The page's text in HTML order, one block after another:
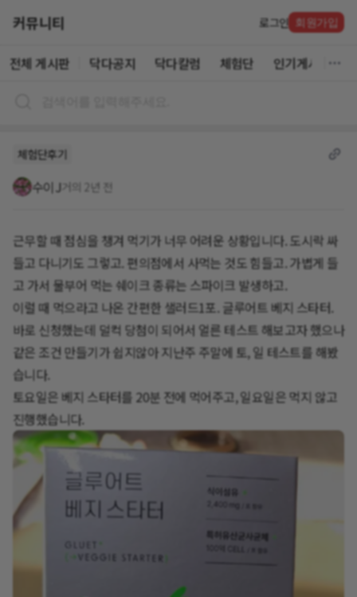
커뮤니티 로그인 회원가입
전체 게시판 닥다공지 닥다칼럼 체험단 인기게시글
체험단후기
수이J 거의 2년 전
근무할 때 점심을 챙겨 먹기가 너무 어려운 상황입니다. 도시락 싸
들고 다니기도 그렇고. 편의점에서 사먹는 것도 힘들고. 가볍게 들
고 가서 물부어 먹는 쉐이크 종류는 스파이크 발생하고.
이럴 때 먹으라고 나온 간편한 샐러드1포. 글루어트 베지 스타터.
바로 신청했는데 덜컥 당첨이 되어서 얼른 테스트 해보고자 했으나
같은 조건 만들기가 쉽지않아 지난주 주말에 토, 일 테스트를 해봤
습니다.
토요일은 베지 스타터를 20분 전에 먹어주고, 일요일은 먹지 않고
진행했습니다.